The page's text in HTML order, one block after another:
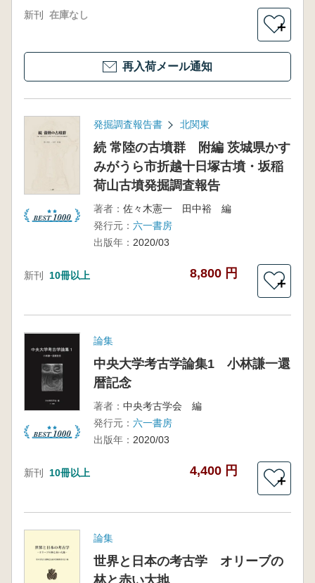
新刊 在庫なし
＋
再入荷メール通知
発掘調査報告書 北関東
続 常陸の古墳群 附編 茨城県かす
みがうら市折越十日塚古墳・坂稲
荷山古墳発掘調査報告
著者： 佐々木憲一 田中裕 編
発行元： 六一書房
出版年： 2020/03
新刊 10冊以上 8,800 円
＋
論集
中央大学考古学論集1 小林謙一還
暦記念
著者： 中央考古学会 編
発行元： 六一書房
出版年： 2020/03
新刊 10冊以上 4,400 円
＋
論集
世界と日本の考古学 オリーブの